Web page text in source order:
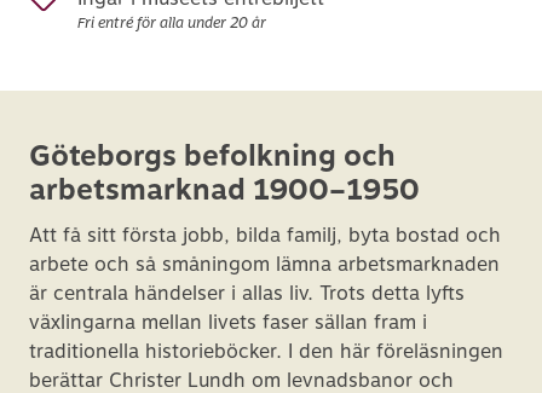
Fri entré för alla under 20 år
Göteborgs befolkning och
arbetsmarknad 1900–1950
Att få sitt första jobb, bilda familj, byta bostad och
arbete och så småningom lämna arbetsmarknaden
är centrala händelser i allas liv. Trots detta lyfts
växlingarna mellan livets faser sällan fram i
traditionella historieböcker. I den här föreläsningen
berättar Christer Lundh om levnadsbanor och